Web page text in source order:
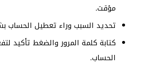
مؤقت.
تحديد السبب وراء تعطيل الحساب
كتابة كلمة المرور والضغط تأكيد
الحساب.